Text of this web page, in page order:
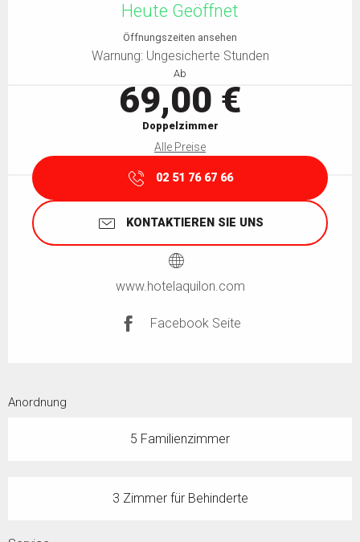
Heute Geöffnet
Öffnungszeiten ansehen
Warnung: Ungesicherte Stunden
Ab
69,00 €
Doppelzimmer
Alle Preise
02 51 76 67 66
KONTAKTIEREN SIE UNS
www.hotelaquilon.com
Facebook Seite
Anordnung
5 Familienzimmer
3 Zimmer für Behinderte